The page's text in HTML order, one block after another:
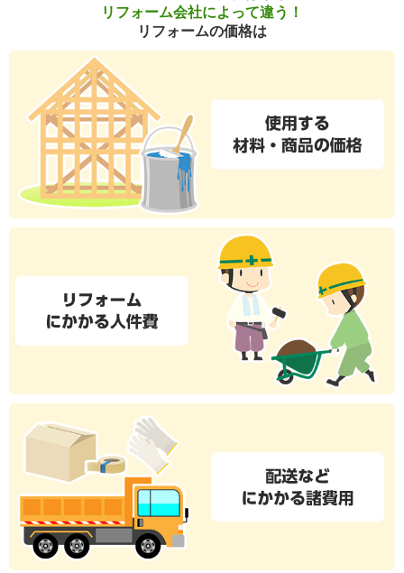
リフォーム会社によって違う！
リフォームの価格は